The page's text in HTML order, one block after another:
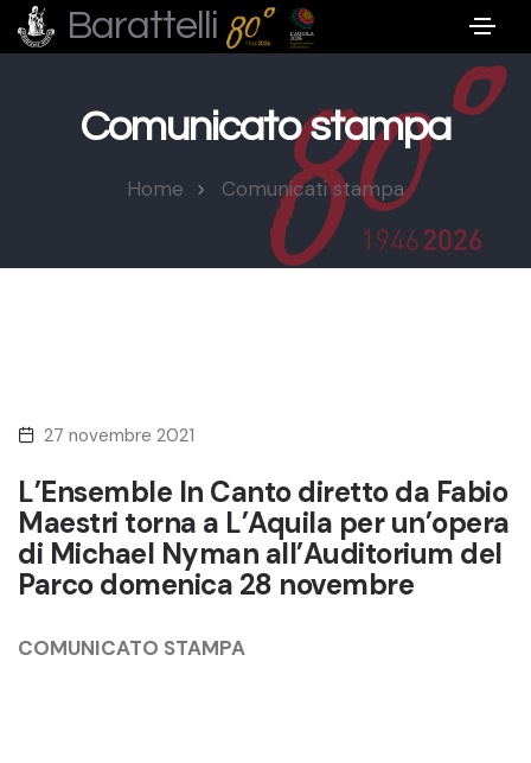
Barattelli
Comunicato stampa
Home Comunicati stampa
27 novembre 2021
L’Ensemble In Canto diretto da Fabio
Maestri torna a L’Aquila per un’opera
di Michael Nyman all’Auditorium del
Parco domenica 28 novembre
COMUNICATO STAMPA